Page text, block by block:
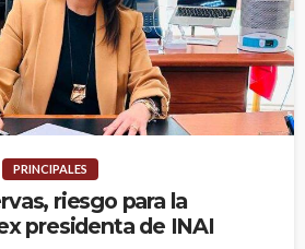
PRINCIPALES
riesgo para la
presidenta de INAI